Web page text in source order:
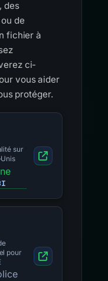
des
de
fichier à
ci-
vous aider
protéger.
sur
pour